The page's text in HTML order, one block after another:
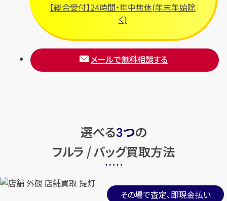
【総合受付】24時間・年中無休(年末年始除
く)
メールで無料相談する
選べる3つの
フルラ / バッグ買取方法
その場で査定、即現金払い